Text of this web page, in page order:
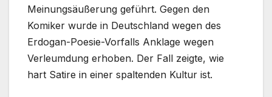
Meinungsäußerung geführt. Gegen den
Komiker wurde in Deutschland wegen des
Erdogan-Poesie-Vorfalls Anklage wegen
Verleumdung erhoben. Der Fall zeigte, wie
hart Satire in einer spaltenden Kultur ist.